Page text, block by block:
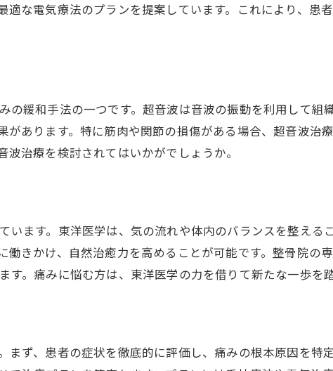
な電気療法のプランを提案しています。これにより、患
緩和手法の一つです。超音波は音波の振動を利用して組
あります。特に筋肉や関節の損傷がある場合、超音波治
治療を検討されてはいかがでしょうか。
ます。東洋医学は、気の流れや体内のバランスを整える
きかけ、自然治癒力を高めることが可能です。整骨院の
。痛みに悩む方は、東洋医学の力を借りて新たな一歩を
ず、患者の症状を徹底的に評価し、痛みの根本原因を特